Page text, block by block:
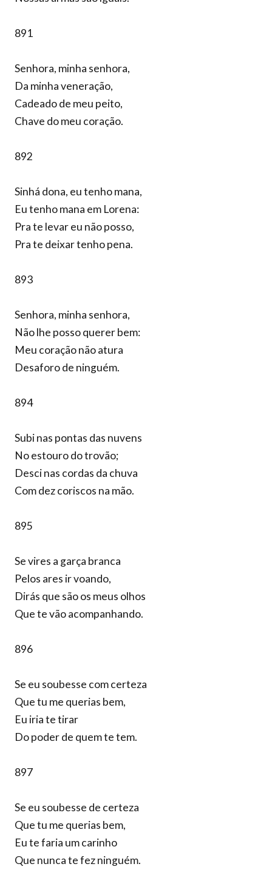
891
Senhora, minha senhora,
Da minha veneração,
Cadeado de meu peito,
Chave do meu coração.
892
Sinhá dona, eu tenho mana,
Eu tenho mana em Lorena:
Pra te levar eu não posso,
Pra te deixar tenho pena.
893
Senhora, minha senhora,
Não lhe posso querer bem:
Meu coração não atura
Desaforo de ninguém.
894
Subi nas pontas das nuvens
No estouro do trovão;
Desci nas cordas da chuva
Com dez coriscos na mão.
895
Se vires a garça branca
Pelos ares ir voando,
Dirás que são os meus olhos
Que te vão acompanhando.
896
Se eu soubesse com certeza
Que tu me querias bem,
Eu iria te tirar
Do poder de quem te tem.
897
Se eu soubesse de certeza
Que tu me querias bem,
Eu te faria um carinho
Que nunca te fez ninguém.